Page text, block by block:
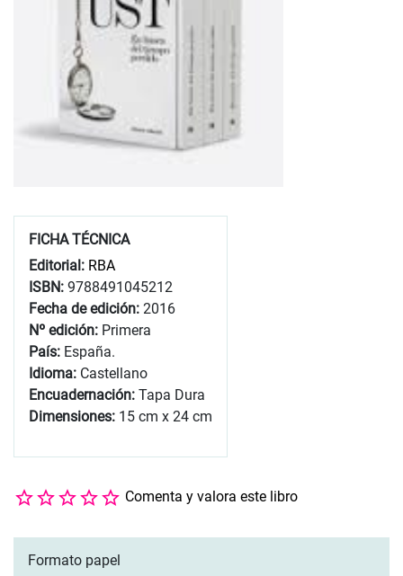
FICHA TÉCNICA
Editorial: RBA
ISBN: 9788491045212
Fecha de edición: 2016
Nº edición: Primera
País: España.
Idioma: Castellano
Encuadernación: Tapa Dura
Dimensiones: 15 cm x 24 cm
Comenta y valora este libro
Formato papel